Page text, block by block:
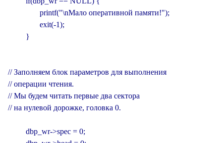
                printf("\nМало оперативной памяти!");
                exit(-1);
         }
// Заполняем блок параметров для выполнения
// операции чтения.
// Мы будем читать первые два сектора
// на нулевой дорожке, головка 0.
         dbp_wr->spec = 0;